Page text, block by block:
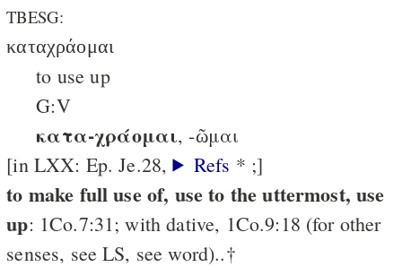
TBESG:
καταχράομαι
to use up
G:V
κατα-χράομαι, -ῶμαι
[in LXX: Ep. Je.28,
Refs * ;]
to make full use of, use to the uttermost, use
up: 1Co.7:31; with dative, 1Co.9:18 (for other
senses, see LS, see word)..†